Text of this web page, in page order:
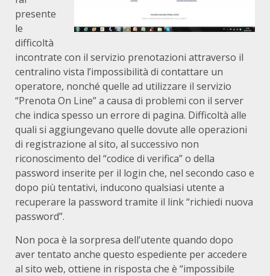
presente
le
difficoltà
incontrate con il servizio prenotazioni attraverso il
centralino vista l’impossibilità di contattare un
operatore, nonché quelle ad utilizzare il servizio
“Prenota On Line” a causa di problemi con il server
che indica spesso un errore di pagina. Difficoltà alle
quali si aggiungevano quelle dovute alle operazioni
di registrazione al sito, al successivo non
riconoscimento del “codice di verifica” o della
password inserite per il login che, nel secondo caso e
dopo più tentativi, inducono qualsiasi utente a
recuperare la password tramite il link “richiedi nuova
password”.
Non poca è la sorpresa dell’utente quando dopo
aver tentato anche questo espediente per accedere
al sito web, ottiene in risposta che è “impossibile